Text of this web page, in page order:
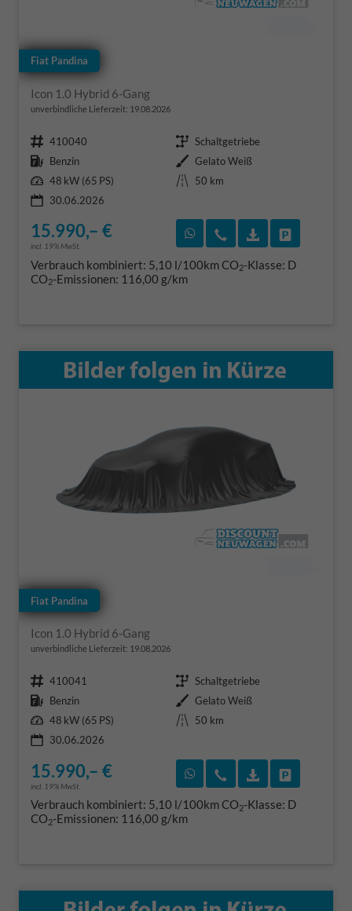
Fiat Pandina
Icon 1.0 Hybrid 6-Gang
unverbindliche Lieferzeit: 19.08.2026
Fahrzeugnr. 410040 Getriebe Schaltgetriebe
Kraftstoff Benzin Außenfarbe Gelato Weiß
Leistung 48 kW (65 PS) Kilometerstand
50 km
30.06.2026
15.990,– €
incl. 19% MwSt.
Rückruf vereinbaren
Wir rufen Sie an
Verbrauch kombiniert: 5,10 l/100kmCO2-Klasse: D
CO2-Emissionen: 116,00 g/km
Fiat Pandina
Icon 1.0 Hybrid 6-Gang
unverbindliche Lieferzeit: 19.08.2026
Fahrzeugnr. 410041 Getriebe Schaltgetriebe
Kraftstoff Benzin Außenfarbe Gelato Weiß
Leistung 48 kW (65 PS) Kilometerstand
50 km
30.06.2026
15.990,– €
incl. 19% MwSt.
Rückruf vereinbaren
Wir rufen Sie an
Verbrauch kombiniert: 5,10 l/100kmCO2-Klasse: D
CO2-Emissionen: 116,00 g/km